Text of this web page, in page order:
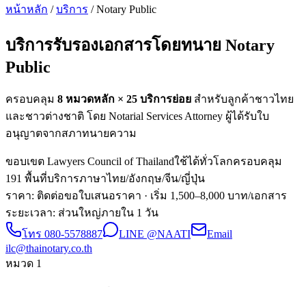
หน้าหลัก / บริการ / Notary Public
บริการรับรองเอกสารโดยทนาย Notary
Public
ครอบคลุม 8 หมวดหลัก × 25 บริการย่อย สำหรับลูกค้าชาวไทย
และชาวต่างชาติ โดย Notarial Services Attorney ผู้ได้รับใบ
อนุญาตจากสภาทนายความ
ขอบเขต Lawyers Council of Thailandใช้ได้ทั่วโลกครอบคลุม
191 พื้นที่บริการภาษาไทย/อังกฤษ/จีน/ญี่ปุ่น
ราคา: ติดต่อขอใบเสนอราคา · เริ่ม 1,500–8,000 บาท/เอกสาร
ระยะเวลา: ส่วนใหญ่ภายใน 1 วัน
โทร 080-5578887 LINE @NAATI
Email
ilc@thainotary.co.th
หมวด 1